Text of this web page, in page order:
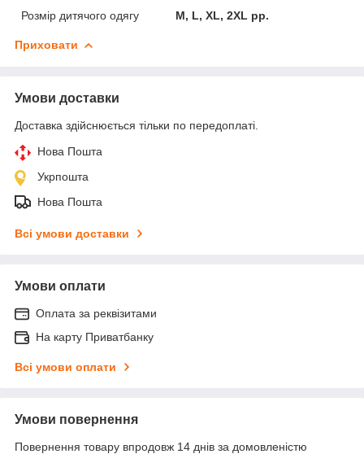
Розмір дитячого одягу
M, L, XL, 2XL рр.
Приховати
Умови доставки
Доставка здійснюється тільки по передоплаті.
Нова Пошта
Укрпошта
Нова Пошта
Всі умови доставки
Умови оплати
Оплата за реквізитами
На карту Приватбанку
Всі умови оплати
Умови повернення
Повернення товару впродовж 14 днів за домовленістю